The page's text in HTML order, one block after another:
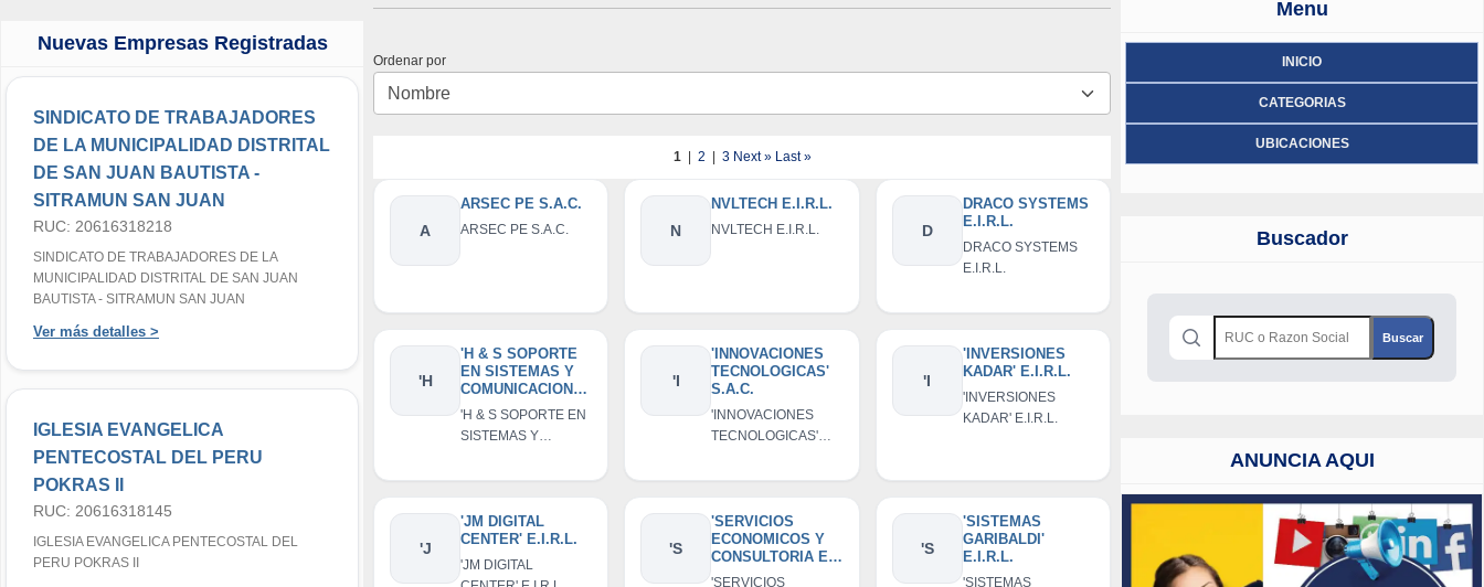
Nuevas Empresas Registradas
SINDICATO DE TRABAJADORES
DE LA MUNICIPALIDAD DISTRITAL
DE SAN JUAN BAUTISTA -
SITRAMUN SAN JUAN
RUC: 20616318218
SINDICATO DE TRABAJADORES DE LA
MUNICIPALIDAD DISTRITAL DE SAN JUAN
BAUTISTA - SITRAMUN SAN JUAN
Ver más detalles >
IGLESIA EVANGELICA
PENTECOSTAL DEL PERU
POKRAS II
RUC: 20616318145
IGLESIA EVANGELICA PENTECOSTAL DEL
PERU POKRAS II
Ordenar por
1| 2 3Next »Last »
A
ARSEC PE S.A.C.
ARSEC PE S.A.C. N
NVLTECH E.I.R.L.
NVLTECH E.I.R.L. D
DRACO SYSTEMS
E.I.R.L.
DRACO SYSTEMS
E.I.R.L.
'H
'H & S SOPORTE
EN SISTEMAS Y
COMUNICACIONE
S E.I.R.L.
'H & S SOPORTE EN
SISTEMAS Y
E.I.R.L.
'I
'INNOVACIONES
TECNOLOGICAS'
S.A.C.
'INNOVACIONES
TECNOLOGICAS'
'I
'INVERSIONES
KADAR' E.I.R.L.
'INVERSIONES
KADAR' E.I.R.L.
'J
'JM DIGITAL
CENTER' E.I.R.L.
'JM DIGITAL
'S
'SERVICIOS
ECONOMICOS Y
CONSULTORIA EN
GENERAL' S.R.L.
'SERVICIOS
'S
'SISTEMAS
GARIBALDI'
E.I.R.L.
'SISTEMAS
Menu
INICIO
CATEGORIAS
UBICACIONES
Buscador
ANUNCIA AQUI